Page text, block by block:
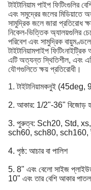
টাইটানিয়াম পাইপ ফিটিংগুলির
এবং সমুদ্রের জলের মিডিয়াতে
সামুদ্রিক জলে জারা প্রতিরোধ
নিকেল-ভিত্তিক অ্যালয়গুলির
পরিবেশ এবং সামুদ্রিক
টাইটানিয়ামপাইপ ফিটিংনাইট্রিক
এটি অত্যন্ত স্থিতিশীল, এবং
যৌগগুলিতে ক্ষয় প্রতিরোধী।
1. টাইটানিয়ামকনুই (45deg,
2. আকার: 1/2"-36" বিজোড়
3. পুরুত্ব: Sch20, Std,
sch60, sch80, sch160,
4. পৃষ্ঠ: আচার বা পালিশ
5. 8" এবং বেলো সাইজ
10" এবং তার বেশি আকার পাতলা